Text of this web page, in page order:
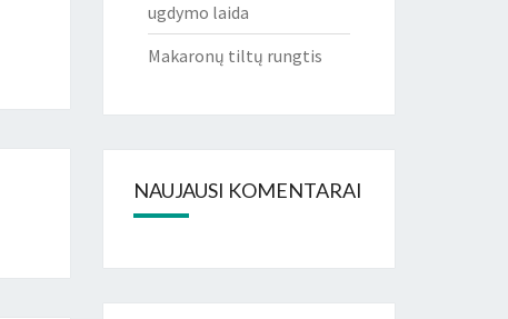
ugdymo laida
Makaronų tiltų rungtis
NAUJAUSI KOMENTARAI